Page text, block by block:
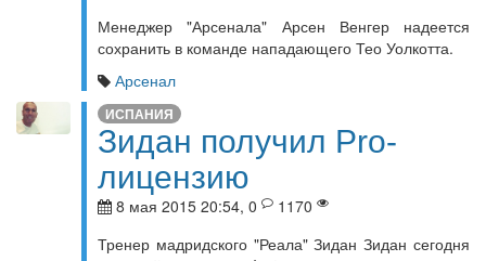
Менеджер "Арсенала" Арсен Венгер надеется
сохранить в команде нападающего Тео Уолкотта.
Арсенал
ИСПАНИЯ
Зидан получил Pro-
лицензию
8 мая 2015 20:54, 0
1170
Тренер мадридского "Реала" Зидан Зидан сегодня